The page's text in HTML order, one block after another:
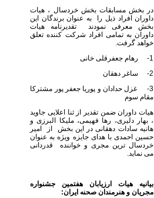
در بخش مسابقات بخش خردسال ، هیات
داوران افراد ذیل را به عنوان برندگان این
بخش معرفی نمودند تقدیرنامه هیات
داوران به تمامی افراد شرکت کننده تعلق
خواهد گرفت.
1- رهام جعفرقلی خانی
2- ساغر دهقان
3- غزل حدادان و پوریا جعفر پور مشترکا
مقام سوم
هیات داوران ضمن تقدیر از ثنا اعلایی جاوید
، بهار دلیری، رها فهیمی، ملیکا البرزی و
هانیه سادات دهقانی در این بخش از امیر
حسین احمدی با هدای جایزه ویژه به عنوان
خردسال ترین مجری و خواننده قدردانی
می نماید.
بیانیه هیات ارزیابان هفتمین جشنواره
مجریان و هنرمندان صحنه ایران: